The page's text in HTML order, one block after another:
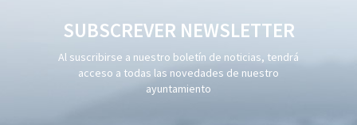
SUBSCREVER NEWSLETTER
Al suscribirse a nuestro boletín de noticias, tendrá
acceso a todas las novedades de nuestro
ayuntamiento